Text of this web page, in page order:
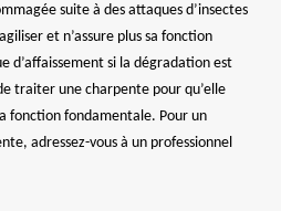
suite à des attaques d’insectes
et n’assure plus sa fonction
d’affaissement si la dégradation est
traiter une charpente pour qu’elle
fonction fondamentale. Pour un
adressez-vous à un professionnel